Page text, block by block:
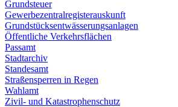
Grundsteuer
Gewerbezentralregisterauskunft
Grundstücksentwässerungsanlagen
Öffentliche Verkehrsflächen
Passamt
Stadtarchiv
Standesamt
Straßensperren in Regen
Wahlamt
Zivil- und Katastrophenschutz